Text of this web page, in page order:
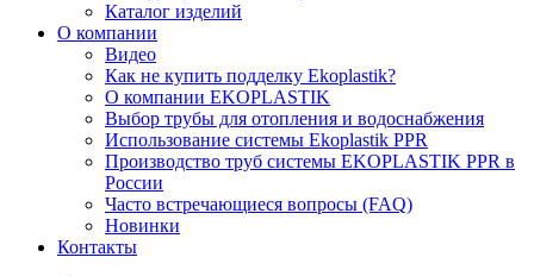
Каталог изделий
О компании
Видео
Как не купить подделку Ekoplastik?
О компании EKOPLASTIK
Выбор трубы для отопления и водоснабжения
Использование системы Ekoplastik PPR
Производство труб системы EKOPLASTIK PPR в
России
Часто встречающиеся вопросы (FAQ)
Новинки
Контакты